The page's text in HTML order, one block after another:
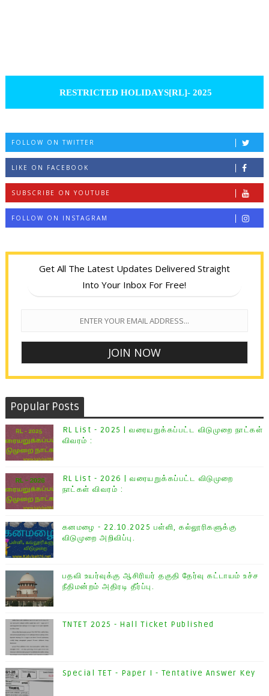
RESTRICTED HOLIDAYS[RL]- 2025
FOLLOW ON TWITTER
LIKE ON FACEBOOK
SUBSCRIBE ON YOUTUBE
FOLLOW ON INSTAGRAM
Get All The Latest Updates Delivered Straight
Into Your Inbox For Free!
Popular Posts
RL List - 2025 | வரையறுக்கப்பட்ட விடுமுறை நாட்கள்
விவரம் :
RL List - 2026 | வரையறுக்கப்பட்ட விடுமுறை
நாட்கள் விவரம் :
கனமழை - 22.10.2025 பள்ளி, கல்லூரிகளுக்கு
விடுமுறை அறிவிப்பு.
பதவி உயர்வுக்கு ஆசிரியர் தகுதி தேர்வு கட்டாயம் உச்ச
நீதிமன்றம் அதிரடி தீர்ப்பு.
TNTET 2025 - Hall Ticket Published
Special TET - Paper I - Tentative Answer Key